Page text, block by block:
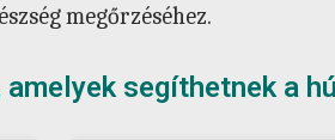
megőrzéséhez.
amelyek segíthetnek a